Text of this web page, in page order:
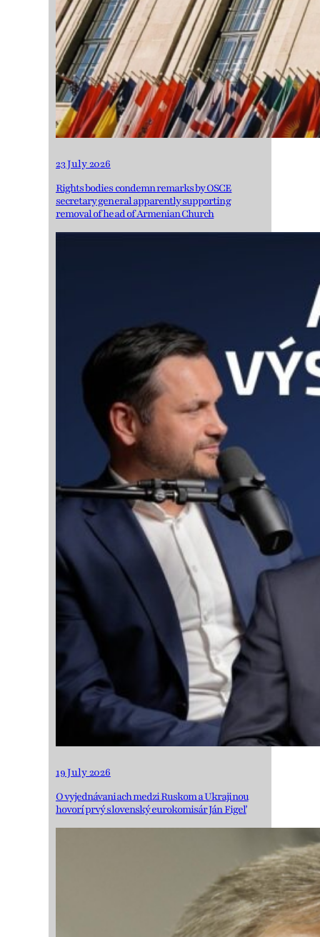
23 July 2026
Rights bodies condemn remarks by OSCE
secretary general apparently supporting
removal of head of Armenian Church
19 July 2026
O vyjednávaniach medzi Ruskom a Ukrajinou
hovorí prvý slovenský eurokomisár Ján Figeľ